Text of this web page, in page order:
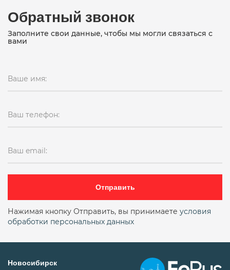
Обратный звонок
Заполните свои данные, чтобы мы могли связаться с
вами
Ваше имя:
Ваш телефон:
Ваш email:
Отправить
Нажимая кнопку Отправить, вы принимаете условия
обработки персональных данных
Новосибирск